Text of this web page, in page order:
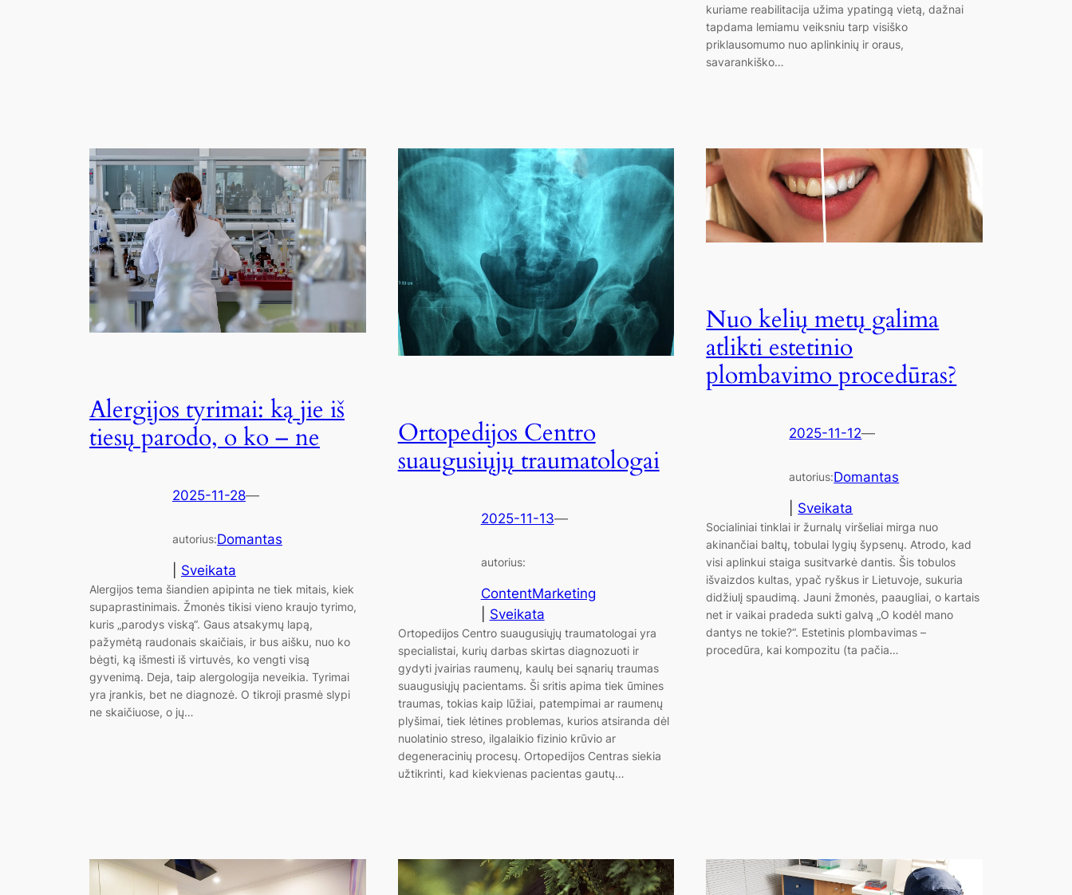
kuriame reabilitacija užima ypatingą vietą, dažnai
tapdama lemiamu veiksniu tarp visiško
priklausomumo nuo aplinkinių ir oraus,
savarankiško…
Alergijos tyrimai: ką jie iš
tiesų parodo, o ko – ne
2025-11-28—
autorius:Domantas
Sveikata
Alergijos tema šiandien apipinta ne tiek mitais, kiek
supaprastinimais. Žmonės tikisi vieno kraujo tyrimo,
kuris „parodys viską“. Gaus atsakymų lapą,
pažymėtą raudonais skaičiais, ir bus aišku, nuo ko
bėgti, ką išmesti iš virtuvės, ko vengti visą
gyvenimą. Deja, taip alergologija neveikia. Tyrimai
yra įrankis, bet ne diagnozė. O tikroji prasmė slypi
ne skaičiuose, o jų…
Ortopedijos Centro
suaugusiųjų traumatologai
2025-11-13—
autorius:
ContentMarketing
Sveikata
Ortopedijos Centro suaugusiųjų traumatologai yra
specialistai, kurių darbas skirtas diagnozuoti ir
gydyti įvairias raumenų, kaulų bei sąnarių traumas
suaugusiųjų pacientams. Ši sritis apima tiek ūmines
traumas, tokias kaip lūžiai, patempimai ar raumenų
plyšimai, tiek lėtines problemas, kurios atsiranda dėl
nuolatinio streso, ilgalaikio fizinio krūvio ar
degeneracinių procesų. Ortopedijos Centras siekia
užtikrinti, kad kiekvienas pacientas gautų…
Nuo kelių metų galima
atlikti estetinio
plombavimo procedūras?
2025-11-12—
autorius:Domantas
Sveikata
Socialiniai tinklai ir žurnalų viršeliai mirga nuo
akinančiai baltų, tobulai lygių šypsenų. Atrodo, kad
visi aplinkui staiga susitvarkė dantis. Šis tobulos
išvaizdos kultas, ypač ryškus ir Lietuvoje, sukuria
didžiulį spaudimą. Jauni žmonės, paaugliai, o kartais
net ir vaikai pradeda sukti galvą „O kodėl mano
dantys ne tokie?“. Estetinis plombavimas –
procedūra, kai kompozitu (ta pačia…